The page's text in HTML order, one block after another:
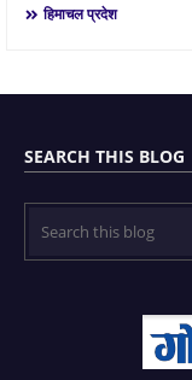
हिमाचल प्रदेश
SEARCH THIS BLOG